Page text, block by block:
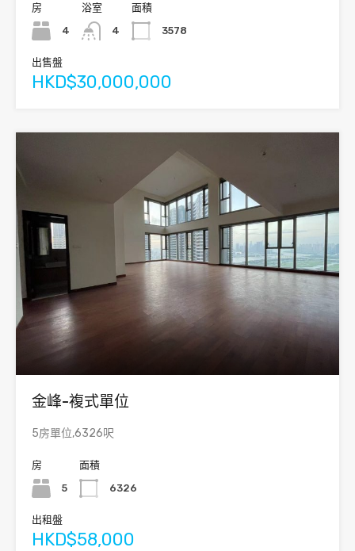
房
4
浴室
4
面積
3578
出售盤
HKD$30,000,000
金峰-複式單位
5房單位,6326呎
房
5
面積
6326
出租盤
HKD$58,000